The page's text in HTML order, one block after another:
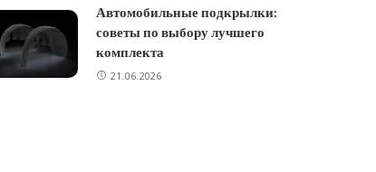
Автомобильные подкрылки:
советы по выбору лучшего
комплекта
21.06.2026